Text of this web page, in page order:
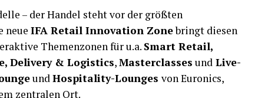
Blue-Dot-Navigation. Ähnlich wie bei bekannten
Standort direkt auf dem digitalen
– der Handel steht vor der größten
neue IFA Retail Innovation Zonebringt diesen
Themenzonen für u.a. Smart Retail,
Delivery & Logistics,Masterclasses und Live-
undHospitality-Lounges von Euronics,
zentralen Ort.